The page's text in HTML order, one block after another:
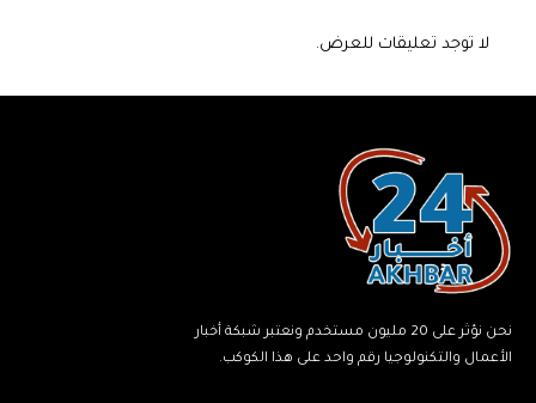
لا توجد تعليقات للعرض.
نحن نؤثر على 20 مليون مستخدم ونعتبر شبكة أخبار
الأعمال والتكنولوجيا رقم واحد على هذا الكوكب.